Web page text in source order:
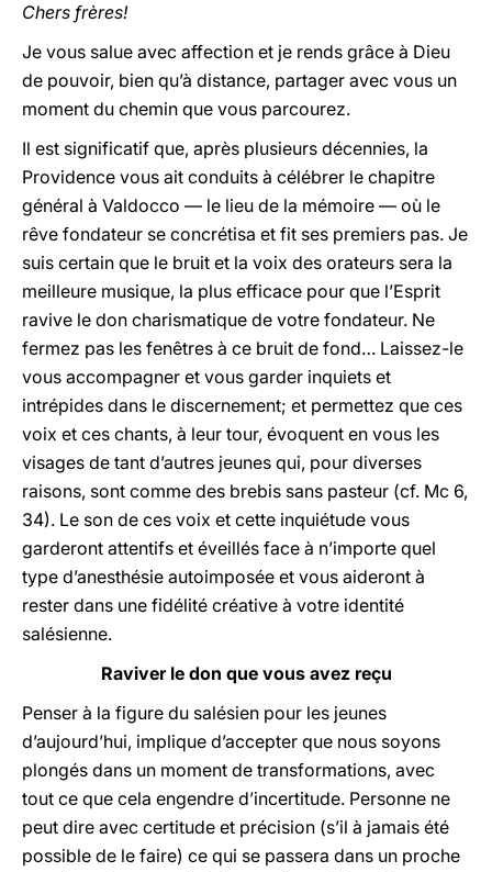
Chers frères!
Je vous salue avec affection et je rends grâce à Dieu
de pouvoir, bien qu’à distance, partager avec vous un
moment du chemin que vous parcourez.
Il est significatif que, après plusieurs décennies, la
Providence vous ait conduits à célébrer le chapitre
général à Valdocco — le lieu de la mémoire — où le
rêve fondateur se concrétisa et fit ses premiers pas. Je
suis certain que le bruit et la voix des orateurs sera la
meilleure musique, la plus efficace pour que l’Esprit
ravive le don charismatique de votre fondateur. Ne
fermez pas les fenêtres à ce bruit de fond… Laissez-le
vous accompagner et vous garder inquiets et
intrépides dans le discernement; et permettez que ces
voix et ces chants, à leur tour, évoquent en vous les
visages de tant d’autres jeunes qui, pour diverses
raisons, sont comme des brebis sans pasteur (cf. Mc 6,
34). Le son de ces voix et cette inquiétude vous
garderont attentifs et éveillés face à n’importe quel
type d’anesthésie autoimposée et vous aideront à
rester dans une fidélité créative à votre identité
salésienne.
Raviver le don que vous avez reçu
Penser à la figure du salésien pour les jeunes
d’aujourd’hui, implique d’accepter que nous soyons
plongés dans un moment de transformations, avec
tout ce que cela engendre d’incertitude. Personne ne
peut dire avec certitude et précision (s’il à jamais été
possible de le faire) ce qui se passera dans un proche